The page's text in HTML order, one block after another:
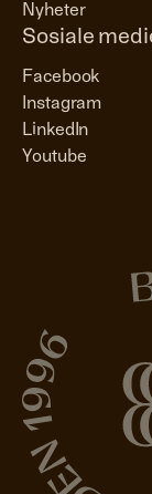
Nyheter
Sosiale
Facebook
Instagram
LinkedIn
Youtube